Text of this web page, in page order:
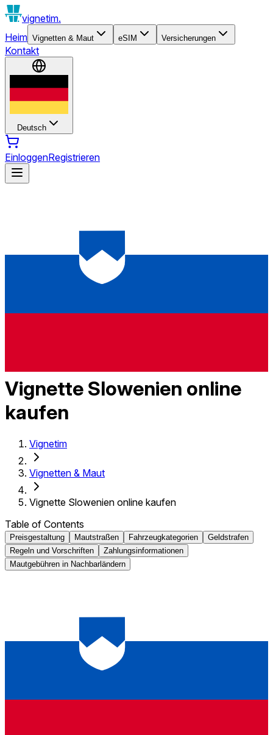
vignetim.
Heim Vignetten & Maut eSIM Versicherungen
Kontakt
Deutsch
EinloggenRegistrieren
Vignette Slowenien online
kaufen
Vignetim
Vignetten & Maut
Vignette Slowenien online kaufen
Table of Contents
Preisgestaltung Mautstraßen Fahrzeugkategorien
Geldstrafen
Regeln und Vorschriften
Zahlungsinformationen
Mautgebühren in Nachbarländern